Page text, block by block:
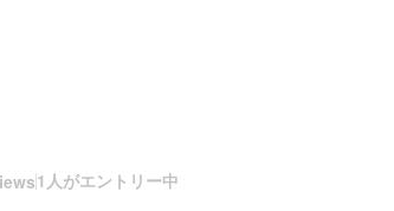
1人がエントリー中